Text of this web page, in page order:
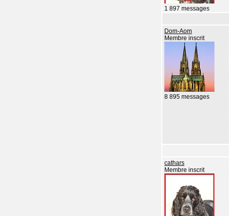
1 897 messages
Dom-Aom
Membre inscrit
8 895 messages
cathars
Membre inscrit